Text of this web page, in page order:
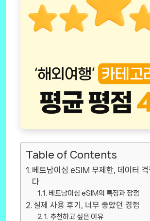
Table of Contents
베트남이심 eSIM 무제한, 데이터 걱
다
베트남이심 eSIM의 특징과 장점
실제 사용 후기, 너무 좋았던 경험
추천하고 싶은 이유